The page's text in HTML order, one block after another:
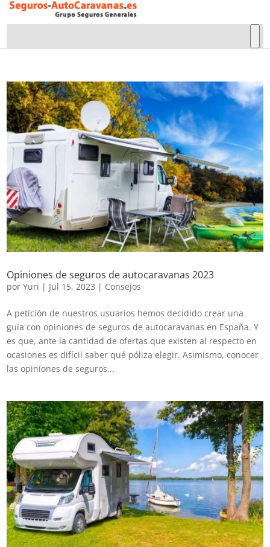
Opiniones de seguros de autocaravanas 2023
porYuri | Jul 15, 2023 | Consejos
A petición de nuestros usuarios hemos decidido crear una
guía con opiniones de seguros de autocaravanas en España. Y
es que, ante la cantidad de ofertas que existen al respecto en
ocasiones es difícil saber qué póliza elegir. Asimismo, conocer
las opiniones de seguros...